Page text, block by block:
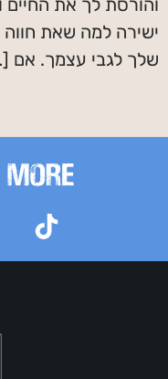
ישירה למה שאת חווה
שלך לגבי עצמך. אם